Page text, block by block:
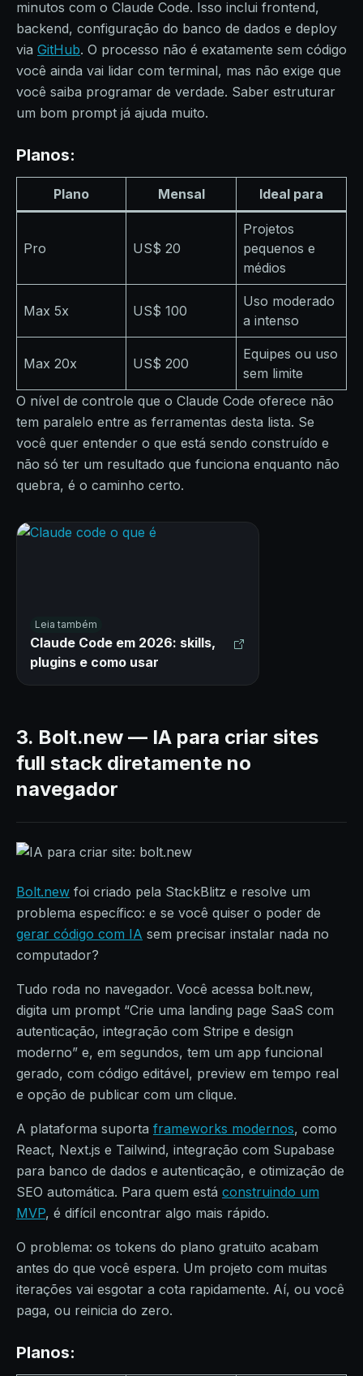
minutos com o Claude Code. Isso inclui frontend,
backend, configuração do banco de dados e deploy
via GitHub. O processo não é exatamente sem código
você ainda vai lidar com terminal, mas não exige que
você saiba programar de verdade. Saber estruturar
um bom prompt já ajuda muito.
Planos:
Plano Mensal Ideal para
Pro US$ 20
Projetos
pequenos e
médios
Max 5x US$ 100
Uso moderado
a intenso
Max 20x US$ 200
Equipes ou uso
sem limite
O nível de controle que o Claude Code oferece não
tem paralelo entre as ferramentas desta lista. Se
você quer entender o que está sendo construído e
não só ter um resultado que funciona enquanto não
quebra, é o caminho certo.
Leia também
Claude Code em 2026: skills,
plugins e como usar
3. Bolt.new — IA para criar sites
full stack diretamente no
navegador
Bolt.new foi criado pela StackBlitz e resolve um
problema específico: e se você quiser o poder de
gerar código com IA sem precisar instalar nada no
computador?
Tudo roda no navegador. Você acessa bolt.new,
digita um prompt “Crie uma landing page SaaS com
autenticação, integração com Stripe e design
moderno” e, em segundos, tem um app funcional
gerado, com código editável, preview em tempo real
e opção de publicar com um clique.
A plataforma suporta frameworks modernos, como
React, Next.js e Tailwind, integração com Supabase
para banco de dados e autenticação, e otimização de
SEO automática. Para quem está construindo um
MVP, é difícil encontrar algo mais rápido.
O problema: os tokens do plano gratuito acabam
antes do que você espera. Um projeto com muitas
iterações vai esgotar a cota rapidamente. Aí, ou você
paga, ou reinicia do zero.
Planos: